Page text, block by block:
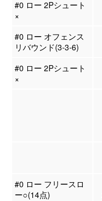
#0 ロー 2Pシュート
×
#0 ロー オフェンス
リバウンド(3-3-6)
#0 ロー 2Pシュート
×
#0 ロー フリースロ
ー○(14点)